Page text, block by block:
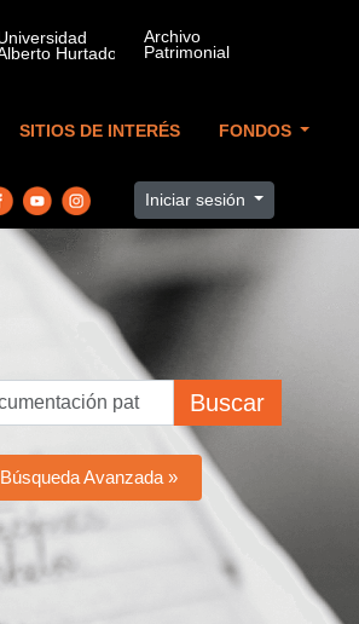
SITIOS DE INTERÉS FONDOS
Iniciar sesión
Buscar
Búsqueda Avanzada »